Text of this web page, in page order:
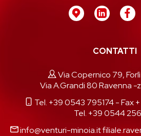
CONTATTI
Via Copernico 79,
Via A.Grandi 80 Ravenna -
Tel. +39 0543 795174- Fax
Tel. +39 0544
info@venturi-minoia.it